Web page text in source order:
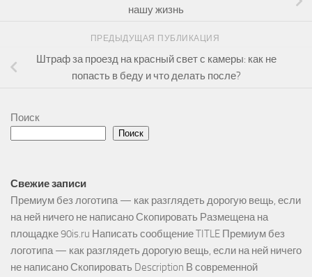
нашу жизнь
ПРЕДЫДУЩАЯ ПУБЛИКАЦИЯ
Штраф за проезд на красный свет с камеры: как не
попасть в беду и что делать после?
Поиск
Поиск
Свежие записи
Премиум без логотипа — как разглядеть дорогую вещь, если
на ней ничего не написано Скопировать Размещена на
площадке 90is.ru Написать сообщение TITLE Премиум без
логотипа — как разглядеть дорогую вещь, если на ней ничего
не написано Скопировать Description В современной